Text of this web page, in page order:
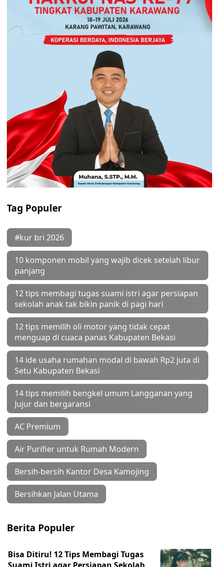
Tag Populer
#kur bri 2026
10 komponen mobil yang wajib dicek setelah libur
panjang
12 tips membagi tugas suami istri agar persiapan
sekolah anak tak bikin panik di pagi hari
12 tips memilih oli motor yang tidak cepat
menguap di cuaca panas Kabupaten Bekasi
14 ide usaha rumahan modal di bawah Rp2 juta di
Setu Kabupaten Bekasi
14 tips memilih bengkel umum Langganan yang
Jujur dan bergaransi
AC Premium
Air Purifier untuk Rumah Modern
Bersih-bersih Kantor Desa Kamojing
Bersihkan Jalan Utama
Berita Populer
Bisa Ditiru! 12 Tips Membagi Tugas